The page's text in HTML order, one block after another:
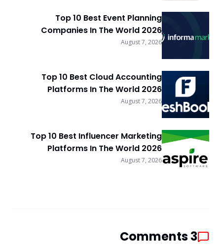
Top 10 Best Event Planning
Companies In The World 2026
August 7, 2026
Top 10 Best Cloud Accounting
Platforms In The World 2026
August 7, 2026
Top 10 Best Influencer Marketing
Platforms In The World 2026
August 7, 2026
3
Comments